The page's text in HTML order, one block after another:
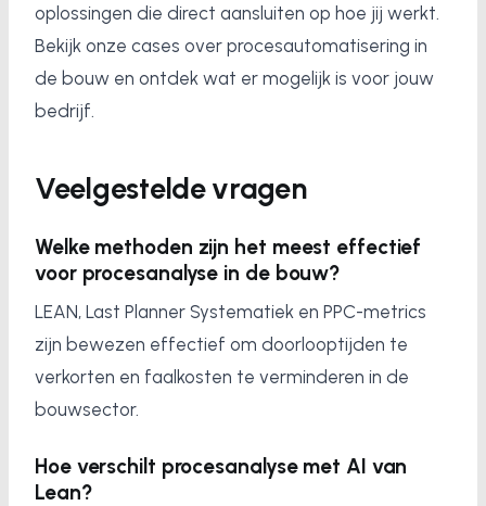
oplossingen die direct aansluiten op hoe jij werkt.
Bekijk onze cases over procesautomatisering in
de bouw en ontdek wat er mogelijk is voor jouw
bedrijf.
Veelgestelde vragen
Welke methoden zijn het meest effectief
voor procesanalyse in de bouw?
LEAN, Last Planner Systematiek en PPC-metrics
zijn bewezen effectief om doorlooptijden te
verkorten en faalkosten te verminderen in de
bouwsector.
Hoe verschilt procesanalyse met AI van
Lean?